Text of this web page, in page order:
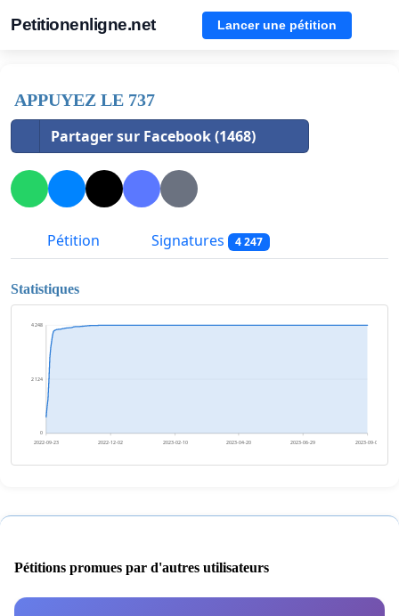
Petitionenligne.net Lancer une pétition
APPUYEZ LE 737
Partager sur Facebook (1468)
Pétition Signatures 4 247
Statistiques
0
2 124
4 248
2022-09-23 2022-12-02 2023-02-10 2023-04-20 2023-06-29 2023-09-07
Pétitions promues par d'autres utilisateurs